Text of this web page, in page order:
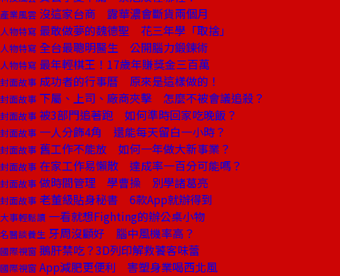
產業風雲 沒這家台商 露華濃會斷貨兩個月
人物特寫 最敢做夢的魏德聖 花三年學「取捨」
人物特寫 全台最聰明醫生 公開腦力鍛鍊術
人物特寫 最年輕棋王！17歲年賺獎金三百萬
封面故事 成功者的行事曆 原來是這樣做的！
封面故事 下屬、上司、廠商夾擊 怎麼不被會議追殺？
封面故事 被3部門追著跑 如何準時回家吃晚飯？
封面故事 一人分飾4角 還能每天留白一小時？
封面故事 舊工作不能放 如何一年做大新事業？
封面故事 在家工作易懶散 達成率一百分可能嗎？
封面故事 做時間管理 學曹操 別學諸葛亮
封面故事 老董級貼身秘書 6款App就辦得到
大事輕鬆讀 一看就想Fighting的辦公桌小物
名醫談養生 牙周沒顧好 腦中風機率高？
國際視窗 鵝肝禁吃？3D列印解救饕客味蕾
國際視窗 App減肥更便利 害塑身業喝西北風